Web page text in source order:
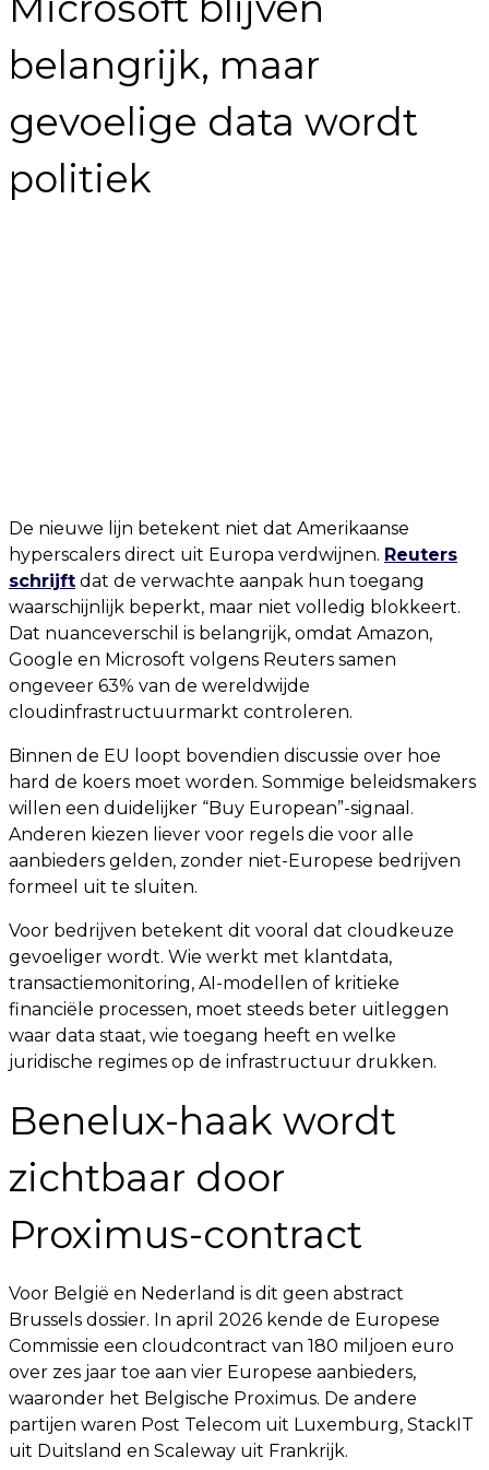
belangrijk, maar
gevoelige data wordt
politiek
De nieuwe lijn betekent niet dat Amerikaanse
hyperscalers direct uit Europa verdwijnen. Reuters
schrijft dat de verwachte aanpak hun toegang
waarschijnlijk beperkt, maar niet volledig blokkeert.
Dat nuanceverschil is belangrijk, omdat Amazon,
Google en Microsoft volgens Reuters samen
ongeveer 63% van de wereldwijde
cloudinfrastructuurmarkt controleren.
Binnen de EU loopt bovendien discussie over hoe
hard de koers moet worden. Sommige beleidsmakers
willen een duidelijker “Buy European”-signaal.
Anderen kiezen liever voor regels die voor alle
aanbieders gelden, zonder niet-Europese bedrijven
formeel uit te sluiten.
Voor bedrijven betekent dit vooral dat cloudkeuze
gevoeliger wordt. Wie werkt met klantdata,
transactiemonitoring, AI-modellen of kritieke
financiële processen, moet steeds beter uitleggen
waar data staat, wie toegang heeft en welke
juridische regimes op de infrastructuur drukken.
Benelux-haak wordt
zichtbaar door
Proximus-contract
Voor België en Nederland is dit geen abstract
Brussels dossier. In april 2026 kende de Europese
Commissie een cloudcontract van 180 miljoen euro
over zes jaar toe aan vier Europese aanbieders,
waaronder het Belgische Proximus. De andere
partijen waren Post Telecom uit Luxemburg, StackIT
uit Duitsland en Scaleway uit Frankrijk.